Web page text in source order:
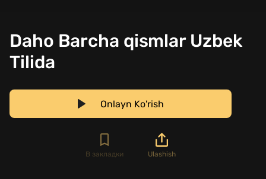
Daho Barcha qismlar Uzbek
Tilida
Onlayn Ko'rish
В закладки Ulashish